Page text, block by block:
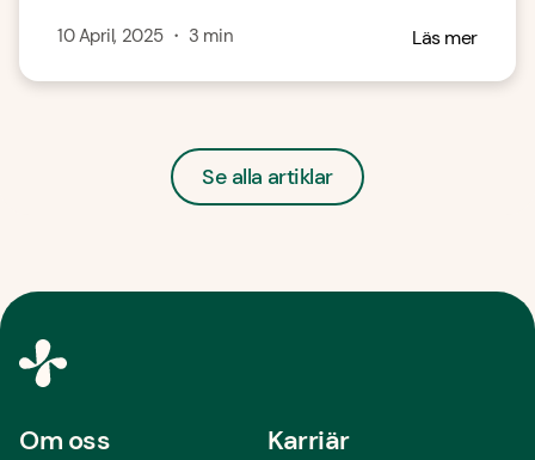
10 April, 2025・ 3 min Läs mer
Se alla artiklar
Om oss Karriär